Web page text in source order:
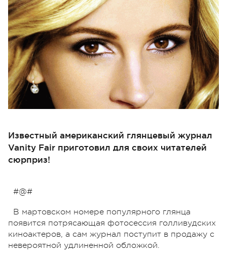
Известный американский глянцевый журнал
Vanity Fair приготовил для своих читателей
сюрприз!
#@#
В мартовском номере популярного глянца
появится потрясающая фотосессия голливудских
киноактеров, а сам журнал поступит в продажу с
невероятной удлиненной обложкой.